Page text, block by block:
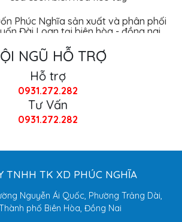
Phúc Nghĩa sản xuất và phân phối
Đài Loan tại biên hòa - đồng nai
NGŨ HỖ TRỢ
Hỗ trợ
0931.272.282
Tư Vấn
0931.272.282
TNHH TK XD PHÚC NGHĨA
Nguyễn Ái Quốc, Phường Trảng Dài,
phố Biên Hòa, Đồng Nai